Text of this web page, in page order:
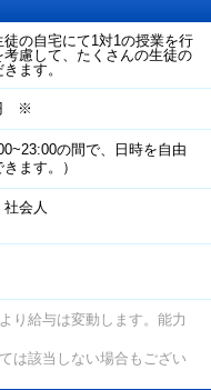
の自宅にて1対1の授業を行
慮して、たくさんの生徒の
ます。
※
の間で、日時を自由
ます。）
会人
り給与は変動します。能力
は該当しない場合もござい